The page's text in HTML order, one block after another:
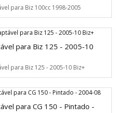
para Biz 100cc 1998-2005
para Biz 125 - 2005-10
para Biz 125 - 2005-10 Biz+
para CG 150 - Pintado -